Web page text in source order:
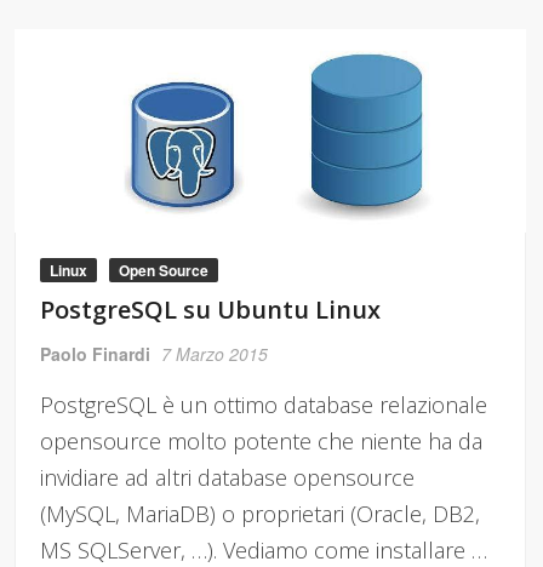
Linux Open Source
PostgreSQL su Ubuntu Linux
Paolo Finardi 7 Marzo 2015
PostgreSQL è un ottimo database relazionale
opensource molto potente che niente ha da
invidiare ad altri database opensource
(MySQL, MariaDB) o proprietari (Oracle, DB2,
MS SQLServer, …). Vediamo come installare …